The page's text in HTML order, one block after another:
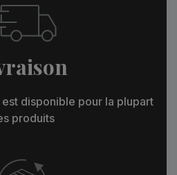
disponible pour la plupart
produits